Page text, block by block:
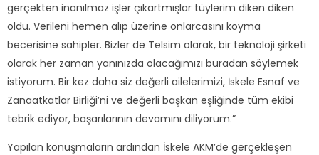
gerçekten inanılmaz işler çıkartmışlar tüylerim diken diken
oldu. Verileni hemen alıp üzerine onlarcasını koyma
becerisine sahipler. Bizler de Telsim olarak, bir teknoloji şirketi
olarak her zaman yanınızda olacağımızı buradan söylemek
istiyorum. Bir kez daha siz değerli ailelerimizi, İskele Esnaf ve
Zanaatkatlar Birliği’ni ve değerli başkan eşliğinde tüm ekibi
tebrik ediyor, başarılarının devamını diliyorum.”
Yapılan konuşmaların ardından İskele AKM’de gerçekleşen